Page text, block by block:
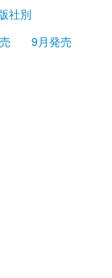
社別
9月発売